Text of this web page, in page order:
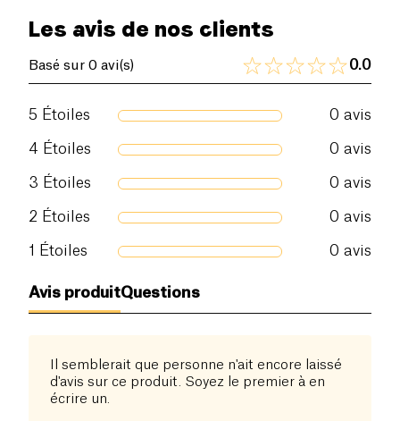
Les avis de nos clients
Basé sur 0 avi(s) 0.0
5 Étoiles 0 avis
4 Étoiles 0 avis
3 Étoiles 0 avis
2 Étoiles 0 avis
1 Étoiles 0 avis
Avis produitQuestions
Il semblerait que personne n'ait encore laissé
d'avis sur ce produit. Soyez le premier à en
écrire un.